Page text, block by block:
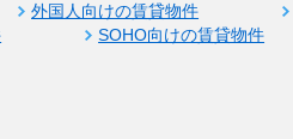
外国人向けの賃貸物件
SOHO向けの賃貸物件